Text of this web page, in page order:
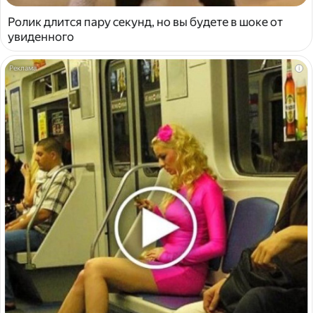
Ролик длится пару секунд, но вы будете в шоке от
увиденного
i